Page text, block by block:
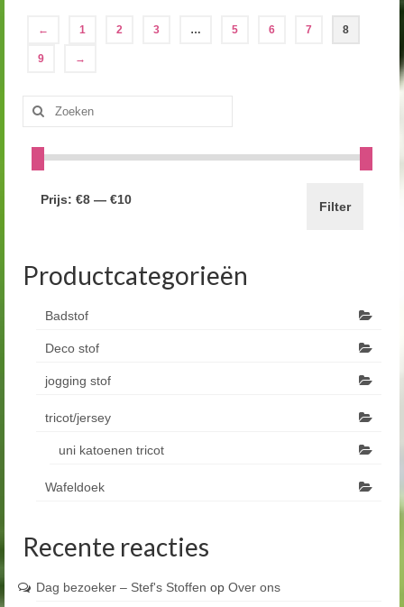
← 1 2 3 … 5 6 7 8
9 →
Zoeken
naar:
Filter
Prijs: €8 — €10
Productcategorieën
Badstof
Deco stof
jogging stof
tricot/jersey
uni katoenen tricot
Wafeldoek
Recente reacties
Dag bezoeker – Stef's Stoffen op Over ons